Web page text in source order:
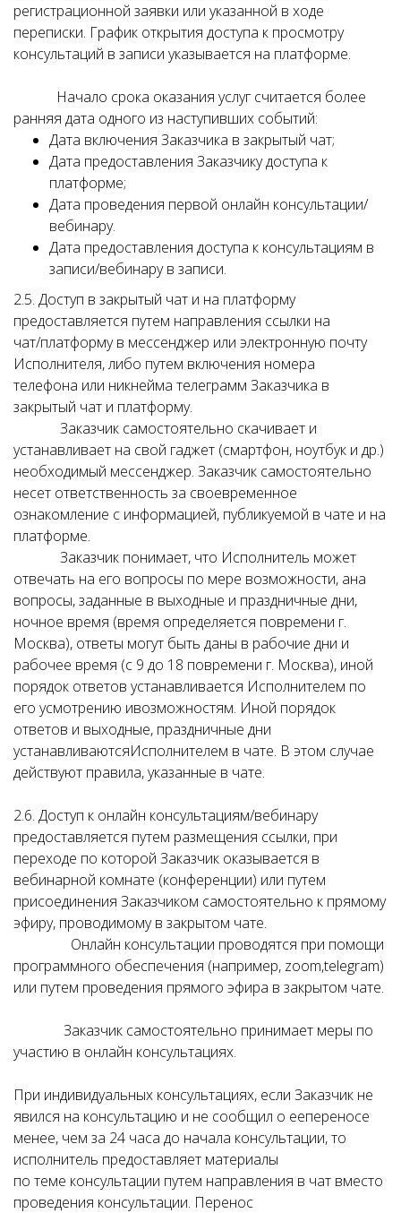
регистрационной заявки или указанной в ходе
переписки. График открытия доступа к просмотру
консультаций в записи указывается на платформе.
Начало срока оказания услуг считается более
ранняя дата одного из наступивших событий:
Дата включения Заказчика в закрытый чат;
Дата предоставления Заказчику доступа к
платформе;
Дата проведения первой онлайн консультации/
вебинару.
Дата предоставления доступа к консультациям в
записи/вебинару в записи.
2.5. Доступ в закрытый чат и на платформу
предоставляется путем направления ссылки на
чат/платформу в мессенджер или электронную почту
Исполнителя, либо путем включения номера
телефона или никнейма телеграмм Заказчика в
закрытый чат и платформу.
Заказчик самостоятельно скачивает и
устанавливает на свой гаджет (смартфон, ноутбук и др.)
необходимый мессенджер. Заказчик самостоятельно
несет ответственность за своевременное
ознакомление с информацией, публикуемой в чате и на
платформе.
Заказчик понимает, что Исполнитель может
отвечать на его вопросы по мере возможности, ана
вопросы, заданные в выходные и праздничные дни,
ночное время (время определяется повремени г.
Москва), ответы могут быть даны в рабочие дни и
рабочее время (с 9 до 18 повремени г. Москва), иной
порядок ответов устанавливается Исполнителем по
его усмотрению ивозможностям. Иной порядок
ответов и выходные, праздничные дни
устанавливаютсяИсполнителем в чате. В этом случае
действуют правила, указанные в чате.
2.6. Доступ к онлайн консультациям/вебинару
предоставляется путем размещения ссылки, при
переходе по которой Заказчик оказывается в
вебинарной комнате (конференции) или путем
присоединения Заказчиком самостоятельно к прямому
эфиру, проводимому в закрытом чате.
Онлайн консультации проводятся при помощи
программного обеспечения (например, zoom,telegram)
или путем проведения прямого эфира в закрытом чате.
Заказчик самостоятельно принимает меры по
участию в онлайн консультациях.
При индивидуальных консультациях, если Заказчик не
явился на консультацию и не сообщил о еепереносе
менее, чем за 24 часа до начала консультации, то
исполнитель предоставляет материалы
по теме консультации путем направления в чат вместо
проведения консультации. Перенос